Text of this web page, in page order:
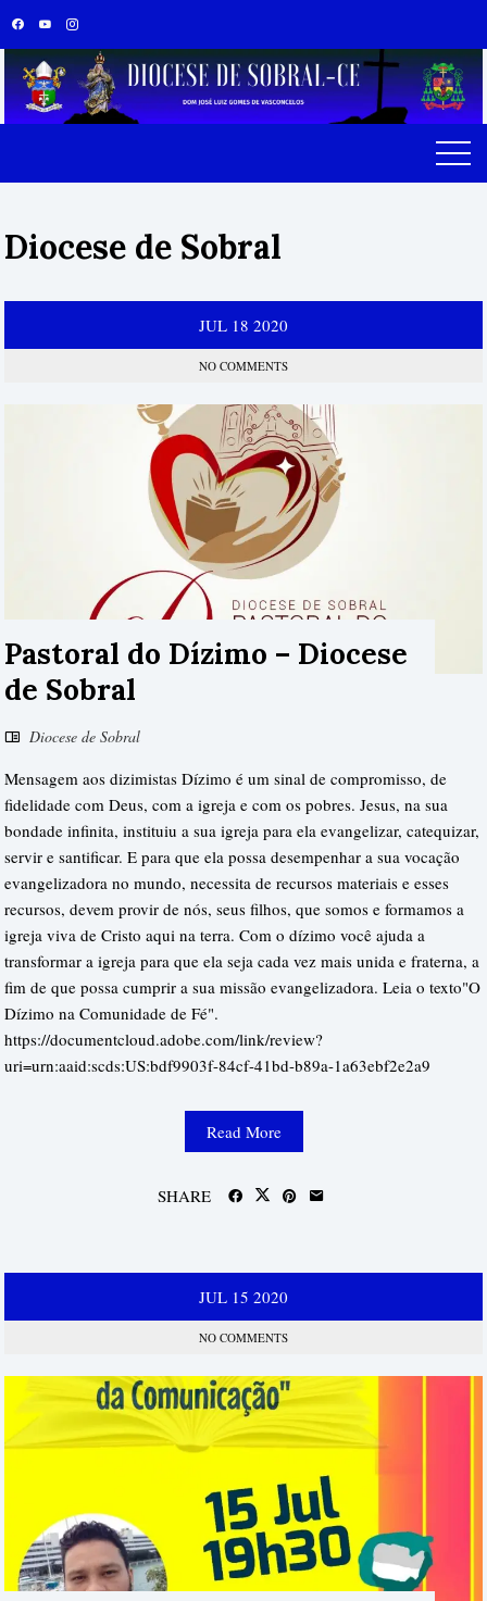
content
Diocese de Sobral
JUL 18 2020
NO COMMENTS
Pastoral do Dízimo – Diocese
de Sobral
Diocese de Sobral
Mensagem aos dizimistas Dízimo é um sinal de compromisso, de
fidelidade com Deus, com a igreja e com os pobres. Jesus, na sua
bondade infinita, instituiu a sua igreja para ela evangelizar, catequizar,
servir e santificar. E para que ela possa desempenhar a sua vocação
evangelizadora no mundo, necessita de recursos materiais e esses
recursos, devem provir de nós, seus filhos, que somos e formamos a
igreja viva de Cristo aqui na terra. Com o dízimo você ajuda a
transformar a igreja para que ela seja cada vez mais unida e fraterna, a
fim de que possa cumprir a sua missão evangelizadora. Leia o texto"O
Dízimo na Comunidade de Fé".
https://documentcloud.adobe.com/link/review?
uri=urn:aaid:scds:US:bdf9903f-84cf-41bd-b89a-1a63ebf2e2a9
Read More
SHARE
JUL 15 2020
NO COMMENTS